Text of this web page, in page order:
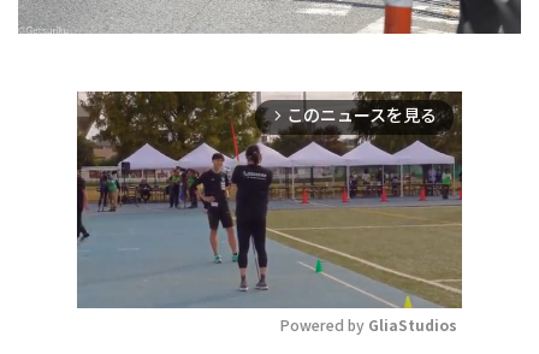
arrow_forward_ios このニュースを見る
Powered by GliaStudios